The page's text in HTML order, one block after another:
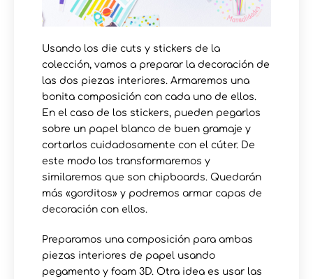
Usando los die cuts y stickers de la
colección, vamos a preparar la decoración de
las dos piezas interiores. Armaremos una
bonita composición con cada uno de ellos.
En el caso de los stickers, pueden pegarlos
sobre un papel blanco de buen gramaje y
cortarlos cuidadosamente con el cúter. De
este modo los transformaremos y
similaremos que son chipboards. Quedarán
más «gorditos» y podremos armar capas de
decoración con ellos.
Preparamos una composición para ambas
piezas interiores de papel usando
pegamento y foam 3D. Otra idea es usar las